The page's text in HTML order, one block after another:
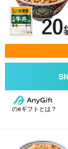
のeギフトとは？